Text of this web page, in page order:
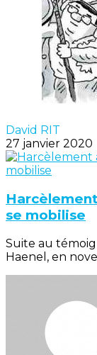
David RIT
27 janvier 2020
se mobilise
Suite au
Haenel, en